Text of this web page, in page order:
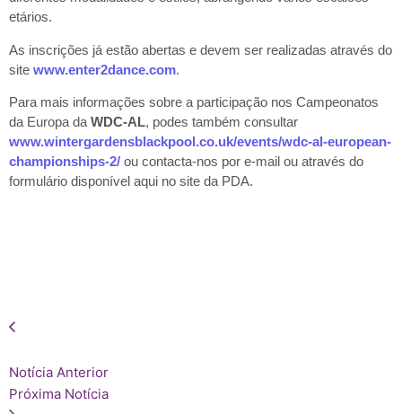
etários.
As inscrições já estão abertas e devem ser realizadas através do
site www.enter2dance.com.
Para mais informações sobre a participação nos Campeonatos
da Europa da WDC-AL, podes também consultar
www.wintergardensblackpool.co.uk/events/wdc-al-european-
championships-2/ ou contacta-nos por e-mail ou através do
formulário disponível aqui no site da PDA.
Notícia Anterior
Próxima Notícia